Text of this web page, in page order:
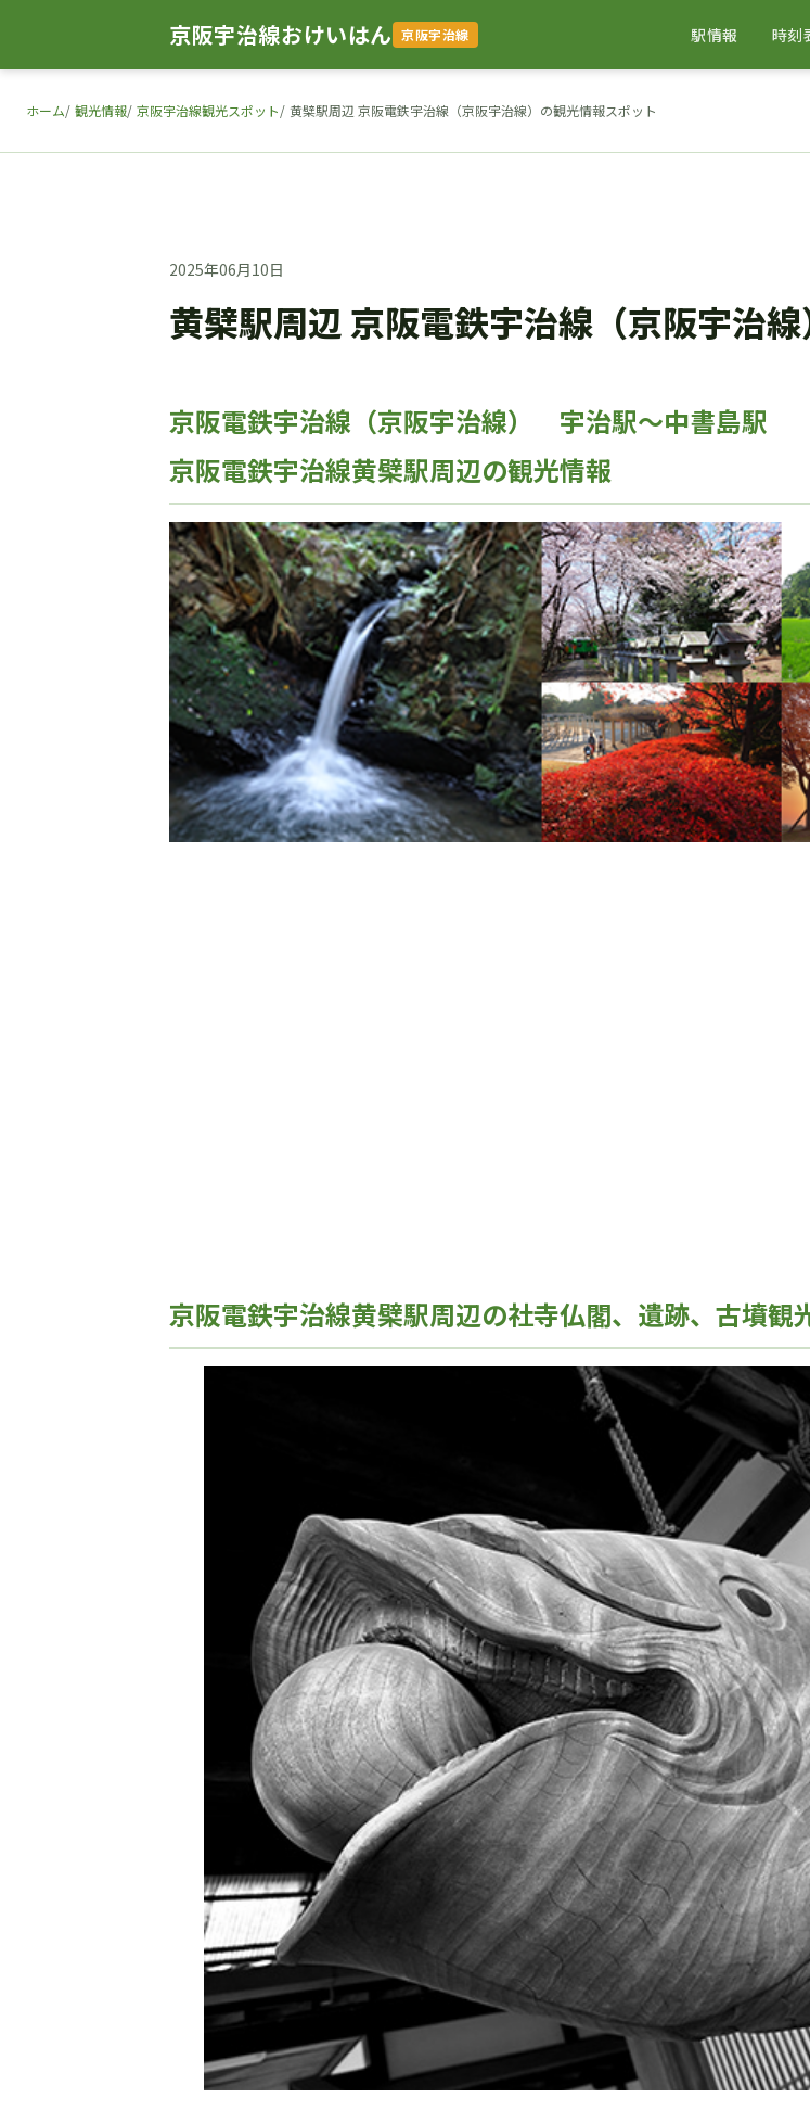
京阪宇治線おけいはん 京阪宇治線 駅情報 時刻
ホーム 観光情報 京阪宇治線観光スポット 黄檗駅周辺 京阪電鉄宇治線（京阪宇治線）の観光情報スポット
2025年06月10日
黄檗駅周辺 京阪電鉄宇治線（京阪宇治
京阪電鉄宇治線（京阪宇治線） 宇治駅～中書島駅
京阪電鉄宇治線黄檗駅周辺の観光情報
京阪電鉄宇治線黄檗駅周辺の社寺仏閣、遺跡、古墳観